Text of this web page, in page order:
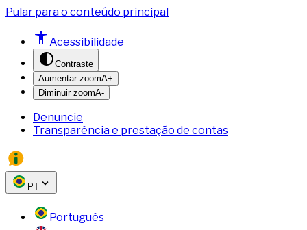
Pular para o conteúdo principal
Acessibilidade
Contraste
Aumentar zoomA+
Diminuir zoomA-
Denuncie
Transparência e prestação de contas
PT
Português